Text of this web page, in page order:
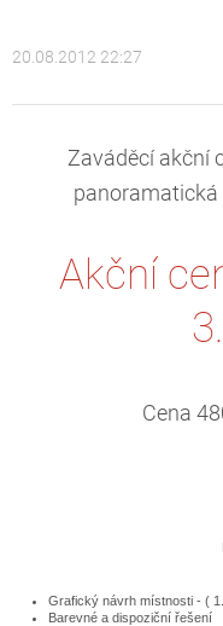
20.08.2012 22:27
Zaváděcí akční
Akční
Cena
Grafický návrh místnosti - (
Barevné a dispoziční řešení